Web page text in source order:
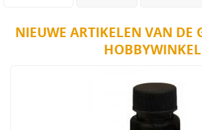
NIEUWE ARTIKELEN VAN DE